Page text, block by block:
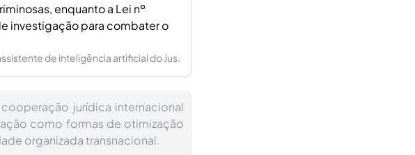
enquanto a Lei nº
investigação para combater o
de inteligência artificial do Jus.
jurídica internacional
como formas de otimização
organizada transnacional.